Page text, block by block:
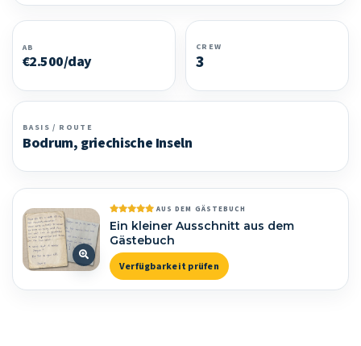
AB
€2.500/day
CREW
3
BASIS / ROUTE
Bodrum, griechische Inseln
AUS DEM GÄSTEBUCH
Ein kleiner Ausschnitt aus dem
Gästebuch
Verfügbarkeit prüfen